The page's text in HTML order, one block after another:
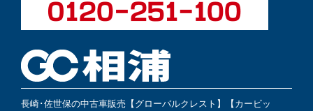
長崎･佐世保の中古車販売【グローバルクレスト】【カービッ